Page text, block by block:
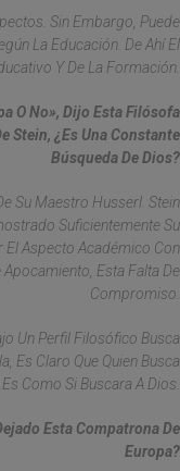
Sin Embargo, Puede
La Educación. De Ahí El
Y De La Formación.
O No», Dijo Esta Filósofa
Stein, ¿es Una Constante
Búsqueda De Dios?
Su Maestro Husserl. Stein
Suficientemente Su
El Aspecto Académico Con
Esta Falta De
Compromiso.
Un Perfil Filosófico Busca
Es Claro Que Quien Busca
Como Si Buscara A Dios.
Esta Compatrona De
Europa?